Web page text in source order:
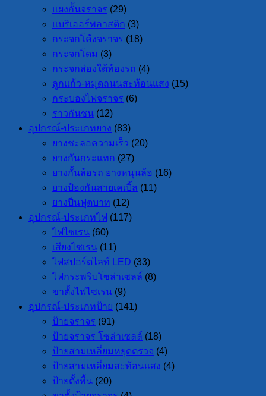
แผงกั้นจราจร (29)
แบริเออร์พลาสติก (3)
กระจกโค้งจราจร (18)
กระจกโดม (3)
กระจกส่องใต้ท้องรถ (4)
ลูกแก้ว-หมุดถนนสะท้อนแสง (15)
กระบองไฟจราจร (6)
ราวกันชน (12)
อุปกรณ์-ประเภทยาง (83)
ยางชะลอความเร็ว (20)
ยางกันกระแทก (27)
ยางกั้นล้อรถ ยางหนุนล้อ (16)
ยางป้องกันสายเคเบิ้ล (11)
ยางปีนฟุตบาท (12)
อุปกรณ์-ประเภทไฟ (117)
ไฟไซเรน (60)
เสียงไซเรน (11)
ไฟสปอร์ตไลท์ LED (33)
ไฟกระพริบโซล่าเซลล์ (8)
ขาตั้งไฟไซเรน (9)
อุปกรณ์-ประเภทป้าย (141)
ป้ายจราจร (91)
ป้ายจราจร โซล่าเซลล์ (18)
ป้ายสามเหลี่ยมหยุดตรวจ (4)
ป้ายสามเหลี่ยมสะท้อนแสง (4)
ป้ายตั้งพื้น (20)